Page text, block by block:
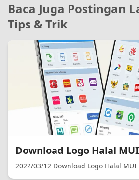
Baca Juga Postingan
Tips & Trik
Download Logo Halal
2022/03/12 Download Logo Halal MUI